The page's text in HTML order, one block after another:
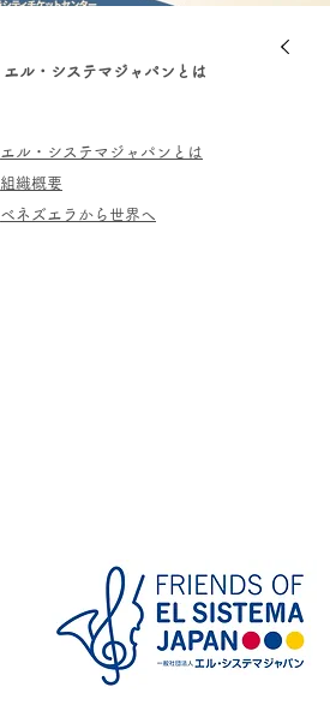
エル・システマジャパンとは
エル・システマジャパンとは
​組織概要
​ベネズエラから世界へ